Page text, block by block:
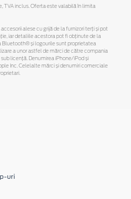
TVA inclus. Oferta este valabilă în limita
alese cu grijă de la furnizori terți și pot
iar detaliile acestora pot fi obținute de la
Bluetooth® și logourile sunt proprietatea
a unor astfel de mărci de către compania
licență. Denumirea iPhone/iPod și
Inc. Celelalte mărci și denumiri comerciale
uri